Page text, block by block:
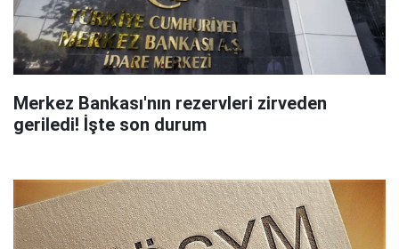
Merkez Bankası'nın rezervleri zirveden
geriledi! İşte son durum